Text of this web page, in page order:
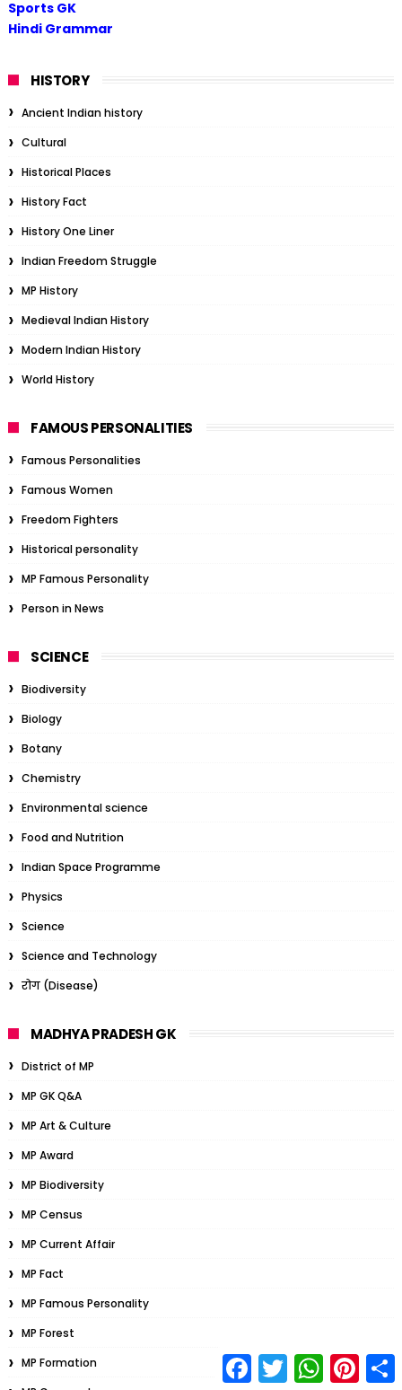
Sports GK
Hindi Grammar
HISTORY
Ancient Indian history
Cultural
Historical Places
History Fact
History One Liner
Indian Freedom Struggle
MP History
Medieval Indian History
Modern Indian History
World History
FAMOUS PERSONALITIES
Famous Personalities
Famous Women
Freedom Fighters
Historical personality
MP Famous Personality
Person in News
SCIENCE
Biodiversity
Biology
Botany
Chemistry
Environmental science
Food and Nutrition
Indian Space Programme
Physics
Science
Science and Technology
रोग (Disease)
MADHYA PRADESH GK
District of MP
MP GK Q&A
MP Art & Culture
MP Award
MP Biodiversity
MP Census
MP Current Affair
MP Fact
MP Famous Personality
MP Forest
MP Formation
a
T
w
W
h